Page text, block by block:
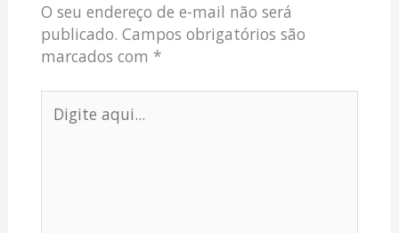
O seu endereço de e-mail não será
publicado. Campos obrigatórios são
marcados com *
aqui...